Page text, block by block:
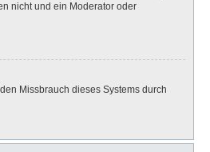
nicht und ein Moderator oder
Missbrauch dieses Systems durch